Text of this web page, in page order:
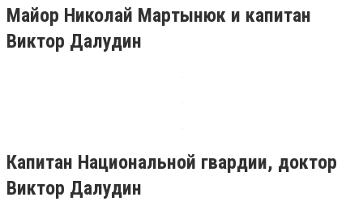
Майор Николай Мартынюк и капитан
Виктор Далудин
Капитан Национальной гвардии, доктор
Виктор Далудин